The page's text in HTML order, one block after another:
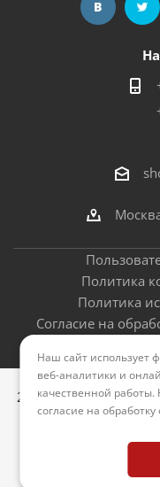
Политика
Политика
Согласие на
2012–2026 ©
Наш сайт использует
веб-аналитики и
качественной
согласие на